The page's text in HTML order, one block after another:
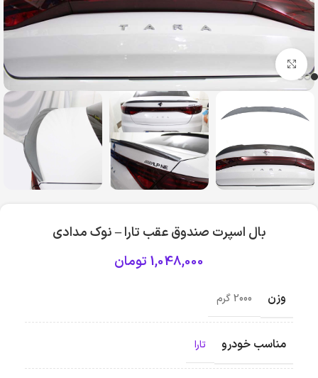
بزرگنمایی تصویر
بال اسپرت صندوق عقب تارا – نوک مدادی
1,048,000 تومان
وزن 2000 گرم
مناسب خودرو تارا